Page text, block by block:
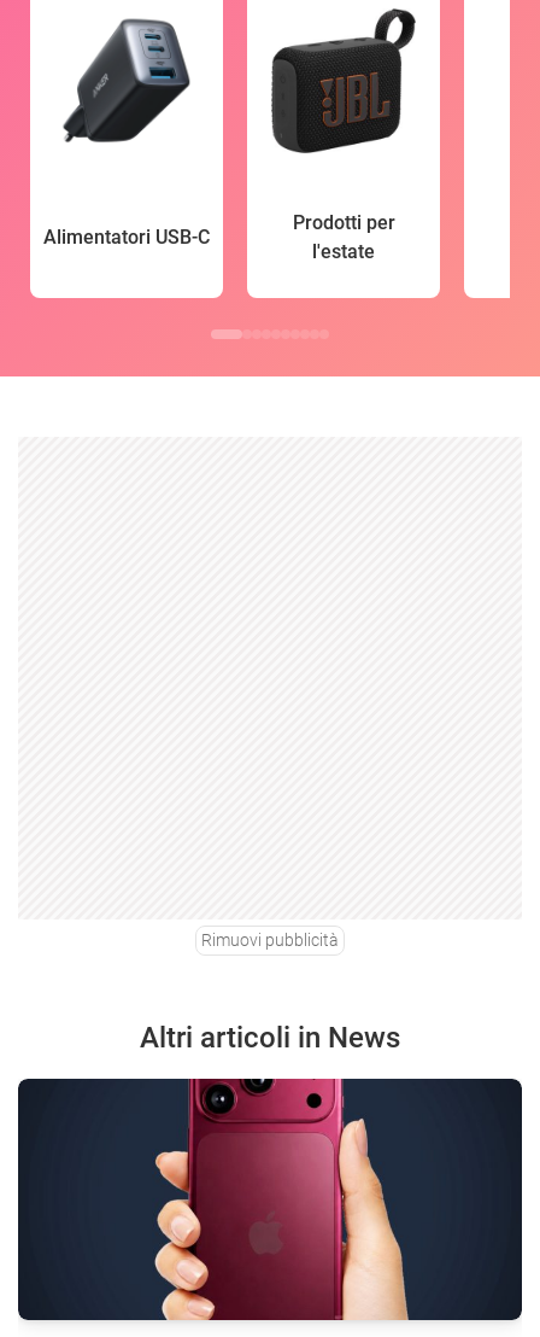
Alimentatori USB-C
Prodotti per
l'estate
Rimuovi pubblicità
Altri articoli in News